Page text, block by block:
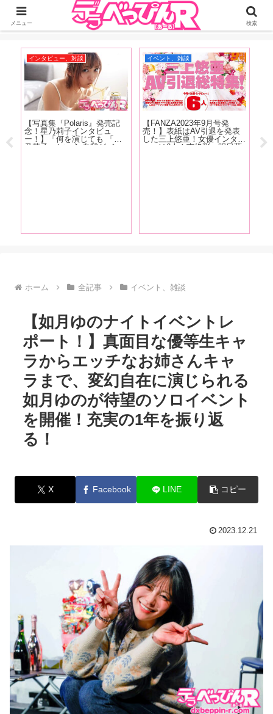
ジーオーティーが運営するちょっとHなニュースサイ。サイト内のリンクには
DMMアフィリエイトが含まれているものがあります
インタビュー、対談
【写真集『Polaris』発売記
念！星乃莉子インタビュ
ー！】「何を演じても 「星
乃莉子」という 自我がバー
イベント、雑談
【FANZA2023年9月号発
売！】表紙はAV引退を発表
した三上悠亜！女優インタビ
ューは6人！南條彩、明日葉
望
さ
ホーム 全記事 イベント、雑談
【如月ゆのナイトイベントレ
ポート！】真面目な優等生キャ
ラからエッチなお姉さんキャ
ラまで、変幻自在に演じられる
如月ゆのが待望のソロイベント
を開催！充実の1年を振り返
る！
X Facebook LINE コピー
2023.12.21
メニュー 検索